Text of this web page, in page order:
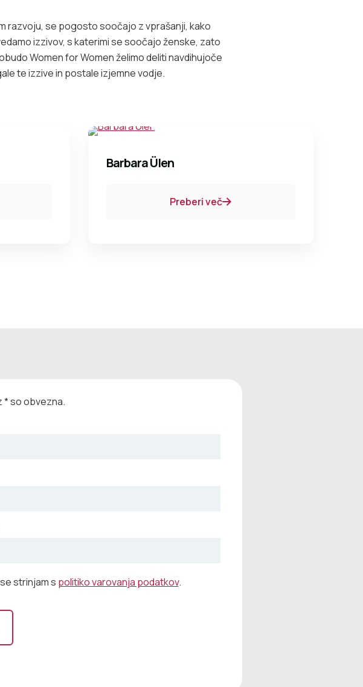
razvoju, se pogosto soočajo z vprašanji, kako
izzivov, s katerimi se soočajo ženske, zato
Women for Women želimo deliti navdihujoče
te izzive in postale izjemne vodje.
Barbara Ülen
Preberi več
* so obvezna.
strinjam s politiko varovanja podatkov.